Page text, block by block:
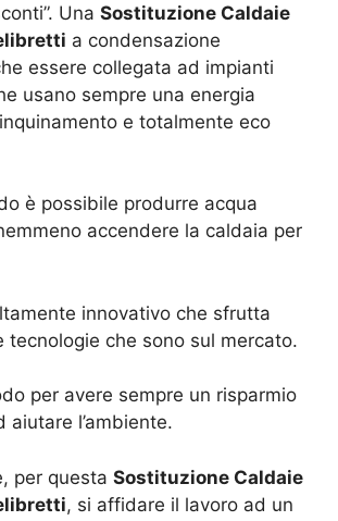
Una Sostituzione Caldaie
a condensazione
essere collegata ad impianti
usano sempre una energia
e totalmente eco
è possibile produrre acqua
accendere la caldaia per
innovativo che sfrutta
tecnologie che sono sul mercato.
per avere sempre un risparmio
aiutare l’ambiente.
per questa Sostituzione Caldaie
, si affidare il lavoro ad un